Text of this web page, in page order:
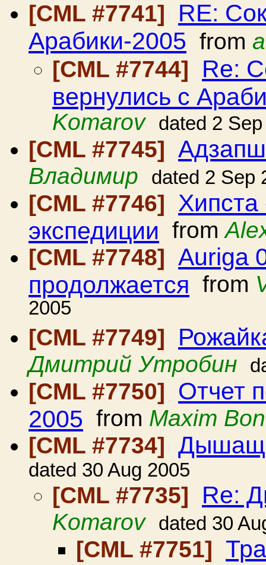
[CML #7741]
RE:
Арабики-2005 from
[CML #7744]
Re:
вернулись с
Komarov
dated 2
[CML #7745]
Владимир dated 2 Sep
[CML #7746] Хипста
экспедиции from
[CML #7748] Auriga
продолжается from
2005
[CML #7749]
Дмитрий Утробин
[CML #7750] Отчет
2005 from Maxim
[CML #7734]
dated 30 Aug 2005
[CML #7735] Re:
Komarov dated 30
[CML #7751]